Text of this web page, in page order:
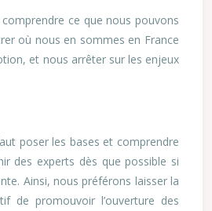
ce que nous pouvons
où nous en sommes en France
et nous arrêter sur les enjeux
poser les bases et comprendre
des experts dès que possible si
Ainsi, nous préférons laisser la
de promouvoir l’ouverture des